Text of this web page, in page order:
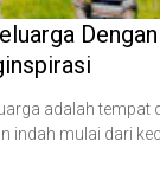
adalah tempat
indah mulai dari